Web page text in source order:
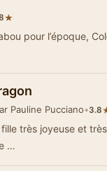
★
pour l’époque,
Pauline Pucciano•3.8
très joyeuse et
…